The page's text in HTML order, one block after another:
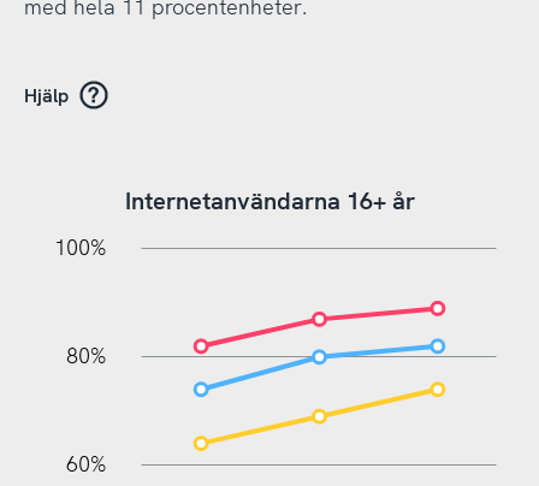
med hela 11 procentenheter.
Hjälp
Internetanvändarna 16+ år
100%
80%
60%